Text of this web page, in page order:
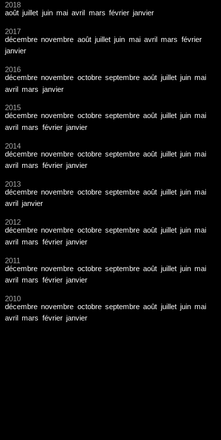
2018
août juillet juin mai avril mars février janvier
2017
décembre novembre août juillet juin mai avril mars février
janvier
2016
décembre novembre octobre septembre août juillet juin mai
avril mars janvier
2015
décembre novembre octobre septembre août juillet juin mai
avril
mars février janvier
2014
décembre novembre octobre septembre août juillet juin mai
avril
mars février janvier
2013
décembre novembre octobre septembre août juillet juin mai
avril
janvier
2012
décembre novembre octobre septembre août juillet juin mai
avril
mars février janvier
2011
décembre novembre octobre septembre août juillet juin mai
avril
mars février janvier
2010
décembre novembre octobre septembre août juillet juin mai
avril
mars février janvier